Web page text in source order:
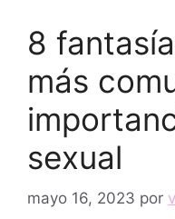
8
más
sexual
mayo 16, 2023 por